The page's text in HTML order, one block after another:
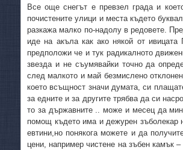
Все още снегът е превзел града и
почистените улици и места където
разкажа малко по-надолу в редовете.
иде на акъла как ако някой от
предположи че и тук радикалното
звезда и не съумявайки точно да
след малкото и май безмислено
което всъщност значи думата, си
за едните и за другите трябва да си
то за държавните .. може и месец да
помощ където има и дежурен зъболекар
евтини,но понякога можете и да
цени, например чистене на зъбен камък